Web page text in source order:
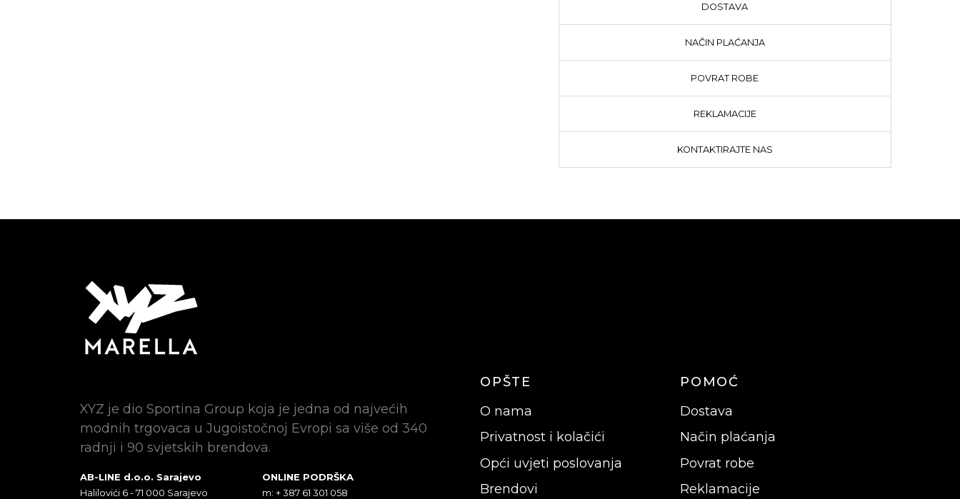
DOSTAVA
NAČIN PLAĆANJA
POVRAT ROBE
REKLAMACIJE
KONTAKTIRAJTE NAS
XYZ je dio Sportina Group koja je jedna od najvećih
modnih trgovaca u Jugoistočnoj Evropi sa više od 340
radnji i 90 svjetskih brendova.
AB-LINE d.o.o. Sarajevo
Halilovići 6 - 71 000 Sarajevo
ONLINE PODRŠKA
m: + 387 61 301 058
OPŠTE
O nama
Privatnost i kolačići
Opći uvjeti poslovanja
Brendovi
POMOĆ
Dostava
Način plaćanja
Povrat robe
Reklamacije